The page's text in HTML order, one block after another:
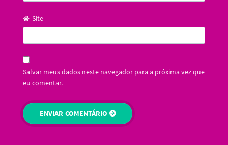
Site
Salvar meus dados neste navegador para a próxima vez que
eu comentar.